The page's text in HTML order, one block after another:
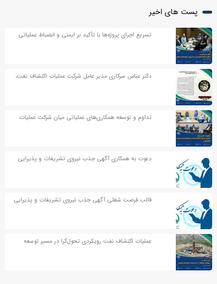
پست های اخیر
تسریع اجرای پروژه‌ها با تأکید بر ایمنی و انضباط عملیاتی
دکتر عباس سرکاری مدیر عامل شرکت عملیات اکتشاف نفت،
تداوم و توسعه همکاری‌های عملیاتی میان شرکت عملیات
دعوت به همکاری آگهی جذب نیروی تشریفات و پذیرایی
قالب فرصت شغلی آگهی جذب نیروی تشریفات و پذیرایی
عملیات اکتشاف نفت رویکردی تحول‌گرا در مسیر توسعه